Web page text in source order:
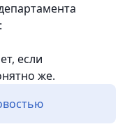
если
же.